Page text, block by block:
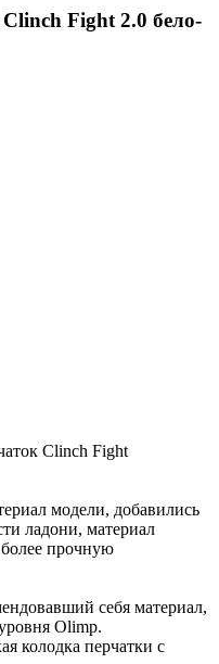
Fight 2.0 бело-
Clinch Fight
модели, добавились
ладони, материал
прочную
себя материал,
Olimp.
колодка перчатки с